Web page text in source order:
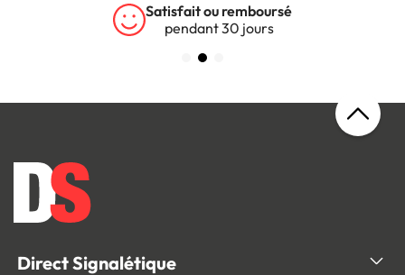
Satisfait ou remboursé
pendant 30 jours
Direct Signalétique